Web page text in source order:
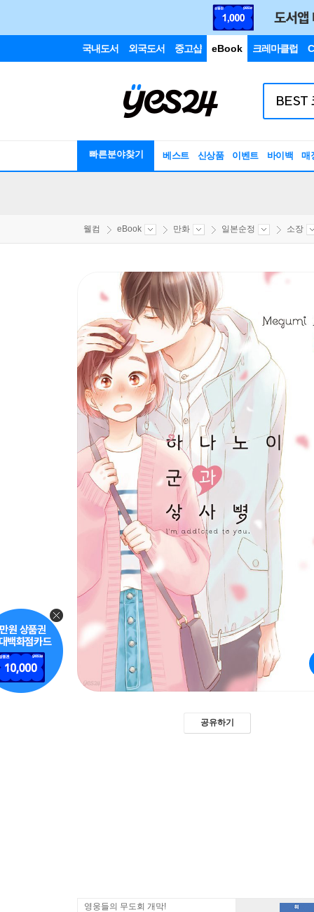
국내도서 외국도서 중고샵 eBook 크레마클럽
빠른분야찾기 베스트 신상품 이벤트 바이백 매
웰컴 eBook 만화 일본순정 소장
공유하기
영웅들의 무도회 개막!